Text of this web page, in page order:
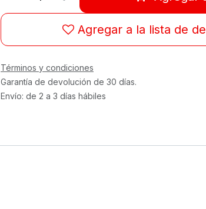
Agregar a la lista de
Términos y condiciones
Garantía de devolución de 30 días.
Envío: de 2 a 3 días hábiles